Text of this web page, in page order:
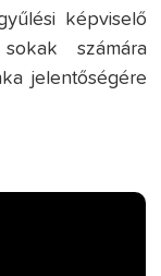
képviselő
számára
jelentőségére